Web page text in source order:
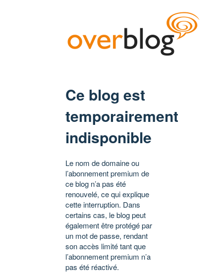
Ce blog est
temporairement
indisponible
Le nom de domaine ou
l’abonnement premium de
ce blog n’a pas été
renouvelé, ce qui explique
cette interruption. Dans
certains cas, le blog peut
également être protégé par
un mot de passe, rendant
son accès limité tant que
l’abonnement premium n’a
pas été réactivé.